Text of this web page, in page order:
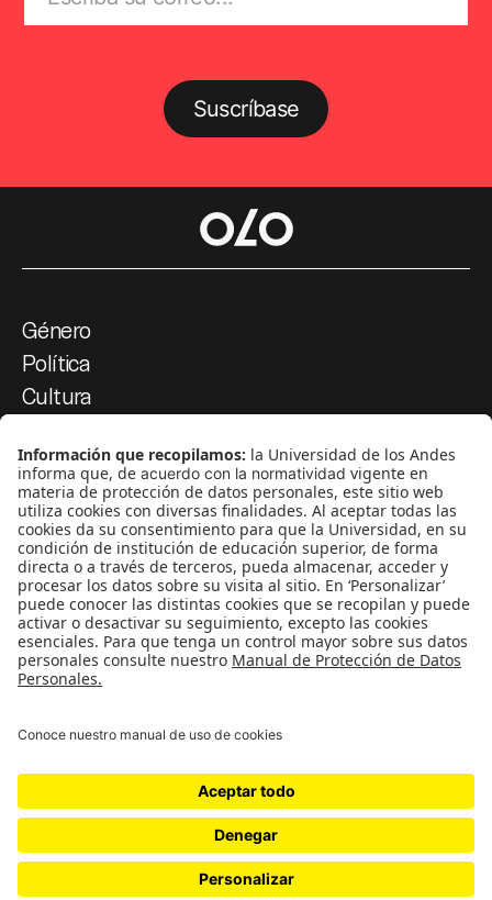
Suscríbase
Género
Política
Cultura
Medios y periodismo
Ciudad
Movilización social
¿Quiénes somos?
Podcasts
Ediciones especiales
Proyectos 070